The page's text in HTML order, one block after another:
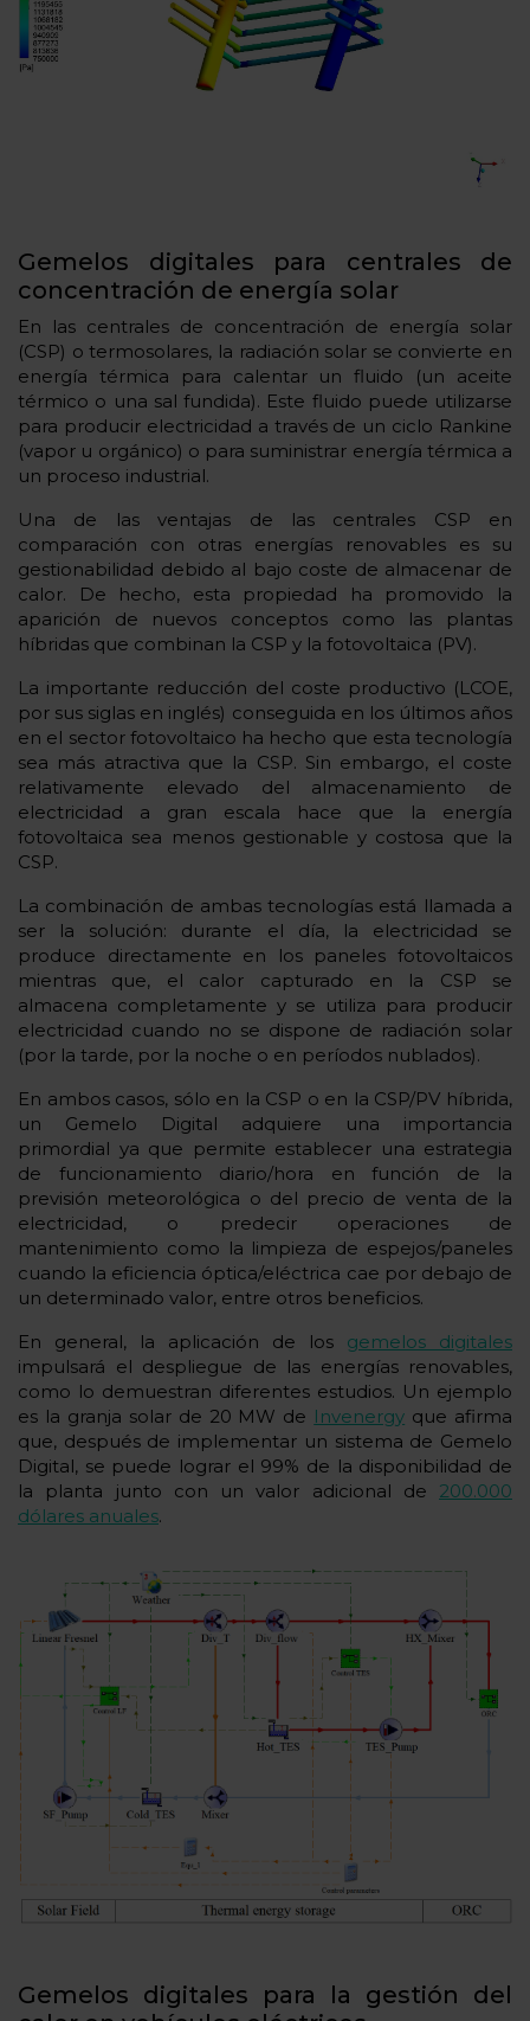
Gemelos digitales para centrales de
concentración de energía solar
En las centrales de concentración de energía solar
(CSP) o termosolares, la radiación solar se convierte en
energía térmica para calentar un fluido (un aceite
térmico o una sal fundida). Este fluido puede utilizarse
para producir electricidad a través de un ciclo Rankine
(vapor u orgánico) o para suministrar energía térmica a
un proceso industrial.
Una de las ventajas de las centrales CSP en
comparación con otras energías renovables es su
gestionabilidad debido al bajo coste de almacenar de
calor. De hecho, esta propiedad ha promovido la
aparición de nuevos conceptos como las plantas
híbridas que combinan la CSP y la fotovoltaica (PV).
La importante reducción del coste productivo (LCOE,
por sus siglas en inglés) conseguida en los últimos años
en el sector fotovoltaico ha hecho que esta tecnología
sea más atractiva que la CSP. Sin embargo, el coste
relativamente elevado del almacenamiento de
electricidad a gran escala hace que la energía
fotovoltaica sea menos gestionable y costosa que la
CSP.
La combinación de ambas tecnologías está llamada a
ser la solución: durante el día, la electricidad se
produce directamente en los paneles fotovoltaicos
mientras que, el calor capturado en la CSP se
almacena completamente y se utiliza para producir
electricidad cuando no se dispone de radiación solar
(por la tarde, por la noche o en períodos nublados).
En ambos casos, sólo en la CSP o en la CSP/PV híbrida,
un Gemelo Digital adquiere una importancia
primordial ya que permite establecer una estrategia
de funcionamiento diario/hora en función de la
previsión meteorológica o del precio de venta de la
electricidad, o predecir operaciones de
mantenimiento como la limpieza de espejos/paneles
cuando la eficiencia óptica/eléctrica cae por debajo de
un determinado valor, entre otros beneficios.
En general, la aplicación de los gemelos digitales
impulsará el despliegue de las energías renovables,
como lo demuestran diferentes estudios. Un ejemplo
es la granja solar de 20 MW de Invenergy que afirma
que, después de implementar un sistema de Gemelo
Digital, se puede lograr el 99% de la disponibilidad de
la planta junto con un valor adicional de 200.000
dólares anuales.
Gemelos digitales para la gestión del